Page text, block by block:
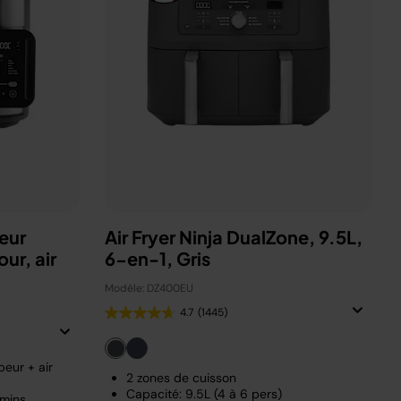
air
+ air
Air Fryer Ninja DualZone, 9.5L,
6-en-1, Gris
Modèle: DZ400EU
4.7 (1445)
2 zones de cuisson
Capacité: 9.5L (4 à 6 pers)